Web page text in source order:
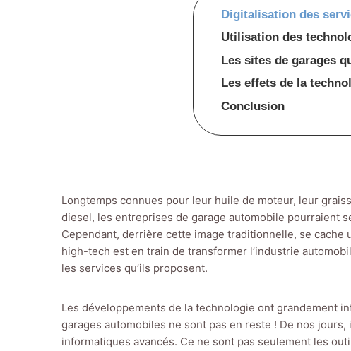
Digitalisation des
Utilisation des
Les sites de garages
Les effets de la
Conclusion
Longtemps connues pour leur huile de moteur, leur
diesel, les entreprises de garage automobile pourraient
Cependant, derrière cette image traditionnelle, se
high-tech est en train de transformer l’industrie
les services qu’ils proposent.
Les développements de la technologie ont grandement
garages automobiles ne sont pas en reste ! De nos
informatiques avancés. Ce ne sont pas seulement les